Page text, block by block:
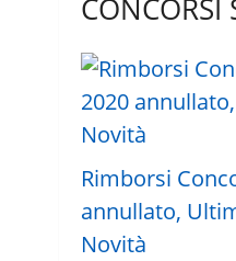
CONCORSI
Rimborsi
annullato,
Novità